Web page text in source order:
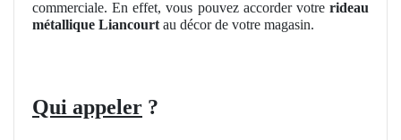
commerciale. En effet, vous pouvez accorder votre rideau
métallique Liancourt au décor de votre magasin.
Qui appeler ?